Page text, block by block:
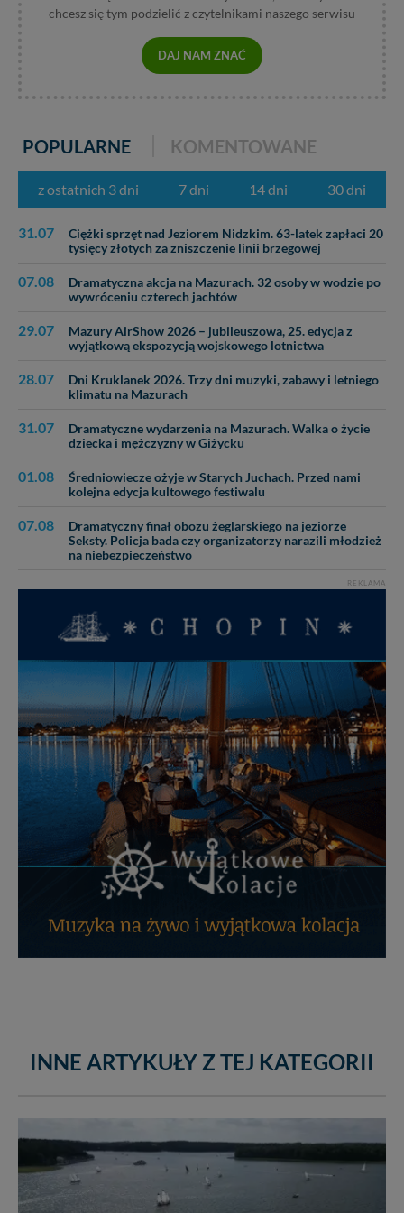
chcesz się tym podzielić z czytelnikami naszego serwisu
DAJ NAM ZNAĆ
POPULARNE KOMENTOWANE
z ostatnich 3 dni 7 dni 14 dni 30 dni
31.07
Ciężki sprzęt nad Jeziorem Nidzkim. 63-latek zapłaci 20
tysięcy złotych za zniszczenie linii brzegowej
07.08
Dramatyczna akcja na Mazurach. 32 osoby w wodzie po
wywróceniu czterech jachtów
29.07
Mazury AirShow 2026 – jubileuszowa, 25. edycja z
wyjątkową ekspozycją wojskowego lotnictwa
28.07
Dni Kruklanek 2026. Trzy dni muzyki, zabawy i letniego
klimatu na Mazurach
31.07
Dramatyczne wydarzenia na Mazurach. Walka o życie
dziecka i mężczyzny w Giżycku
01.08
Średniowiecze ożyje w Starych Juchach. Przed nami
kolejna edycja kultowego festiwalu
07.08
Dramatyczny finał obozu żeglarskiego na jeziorze
Seksty. Policja bada czy organizatorzy narazili młodzież
na niebezpieczeństwo
REKLAMA
INNE ARTYKUŁY Z TEJ KATEGORII
w przypadku rezerwacji usług typu: nocleg, czartery,
itp). Więcej informacji o zasadach i funkcjonalności
Regulaminie Serwisu.
skontaktować się za pośrednictwem tej strony .
W każdej chwili możesz: zażądać dostępu do swoich
danych, zażądać ich poprawienia lub usunięcia,
zabronić ich przetwarzania. Pamiętaj jednak, że nie
zawsze jest możliwe techniczne zrealizowanie Twoich
praw w odniesieniu do informacji zawartych w plikach
tych plików - w pewnych przypadkach nie możemy tego
zrobić za Ciebie.
Dziękujemy, i życzmy miłego odkrywania Mazur na
nowo...